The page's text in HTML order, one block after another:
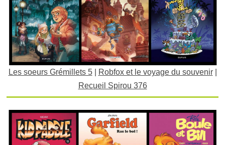
Les soeurs Grémillets 5| Robfox et le voyage du souvenir|
Recueil Spirou 376